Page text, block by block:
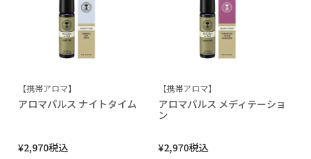
【携帯アロマ】
アロマパルス ナイトタイム
¥2,970税込
【携帯アロマ】
アロマパルス メディテーショ
ン
¥2,970税込